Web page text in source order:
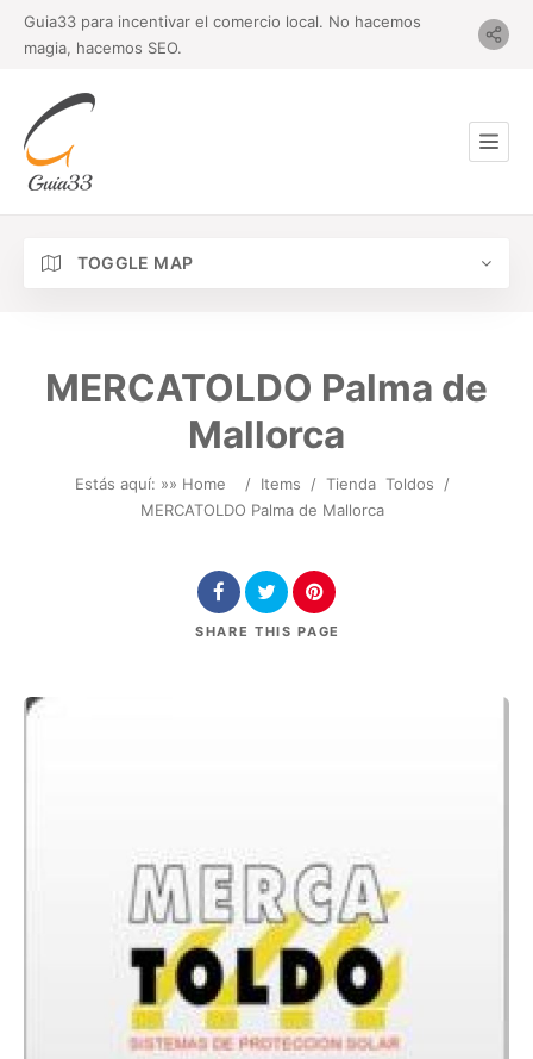
Guia33 para incentivar el comercio local. No hacemos
magia, hacemos SEO.
TOGGLE MAP
MERCATOLDO Palma de
Mallorca
Estás aquí: »» Home / Items / Tienda Toldos
/
MERCATOLDO Palma de Mallorca
SHARE THIS PAGE